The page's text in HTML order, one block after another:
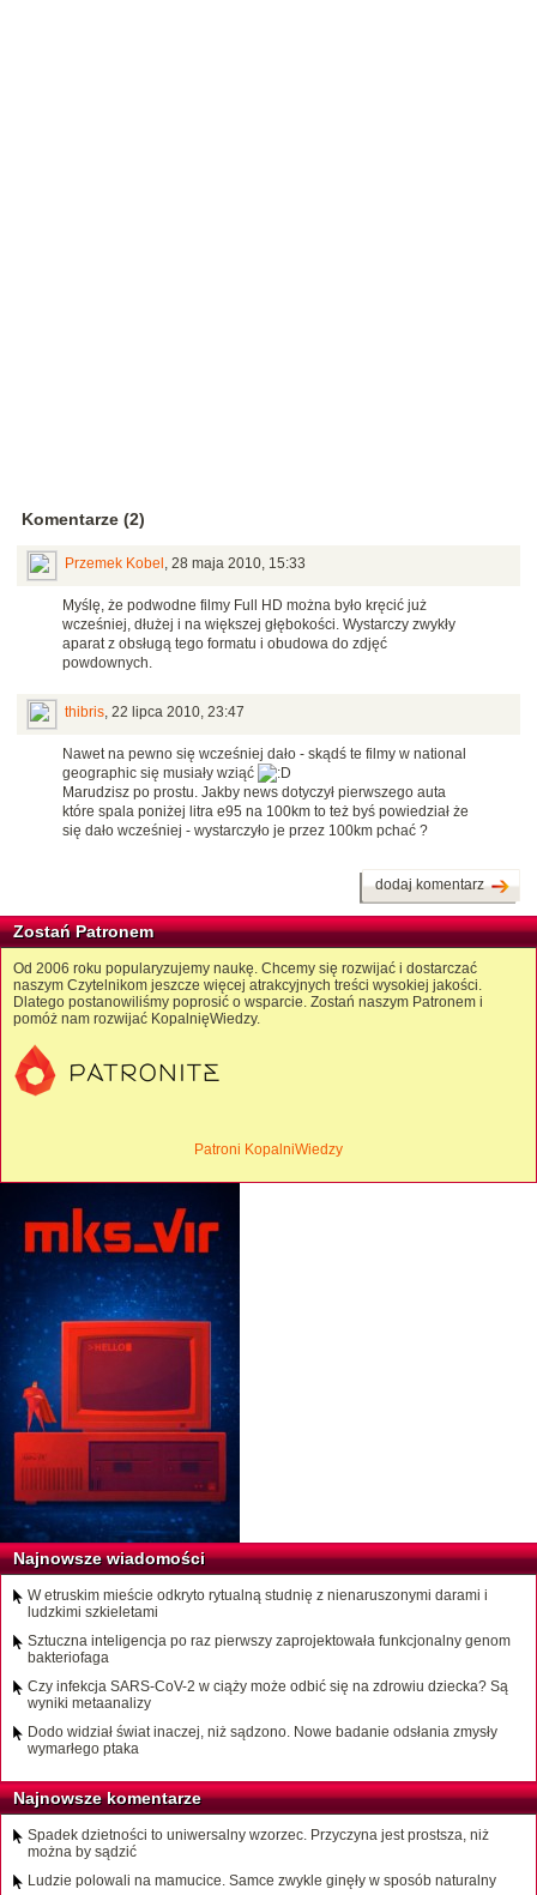
Komentarze (2)
Przemek Kobel, 28 maja 2010, 15:33
Myślę, że podwodne filmy Full HD można było kręcić już
wcześniej, dłużej i na większej głębokości. Wystarczy zwykły
aparat z obsługą tego formatu i obudowa do zdjęć
powdownych.
thibris, 22 lipca 2010, 23:47
Nawet na pewno się wcześniej dało - skądś te filmy w national
geographic się musiały wziąć
Marudzisz po prostu. Jakby news dotyczył pierwszego auta
które spala poniżej litra e95 na 100km to też byś powiedział że
się dało wcześniej - wystarczyło je przez 100km pchać ?
dodaj komentarz
Zostań Patronem
Od 2006 roku popularyzujemy naukę. Chcemy się rozwijać i dostarczać
naszym Czytelnikom jeszcze więcej atrakcyjnych treści wysokiej jakości.
Dlatego postanowiliśmy poprosić o wsparcie. Zostań naszym Patronem i
pomóż nam rozwijać KopalnięWiedzy.
Patroni KopalniWiedzy
Najnowsze wiadomości
W etruskim mieście odkryto rytualną studnię z nienaruszonymi darami i
ludzkimi szkieletami
Sztuczna inteligencja po raz pierwszy zaprojektowała funkcjonalny genom
bakteriofaga
Czy infekcja SARS-CoV-2 w ciąży może odbić się na zdrowiu dziecka? Są
wyniki metaanalizy
Dodo widział świat inaczej, niż sądzono. Nowe badanie odsłania zmysły
wymarłego ptaka
Najnowsze komentarze
Spadek dzietności to uniwersalny wzorzec. Przyczyna jest prostsza, niż
można by sądzić
Ludzie polowali na mamucice. Samce zwykle ginęły w sposób naturalny